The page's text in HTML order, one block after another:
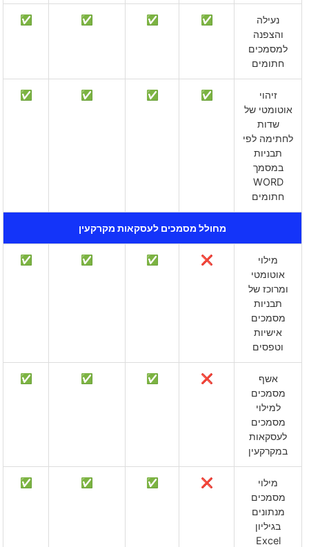
נעילה
והצפנה
למסמכים
חתומים
✅
✅
✅
✅
זיהוי
אוטומטי של
שדות
לחתימה לפי
תבניות
במסמך
WORD
חתומים
✅
✅
✅
✅
מחולל מסמכים לעסקאות מקרקעין
מילוי
אוטומטי
ומרוכז של
תבניות
מסמכים
אישיות
וטפסים
❌
✅
✅
✅
אשף
מסמכים
למילוי
מסמכים
לעסקאות
במקרקעין
❌
✅
✅
✅
מילוי
מסמכים
מנתונים
בגיליון
Excel
❌
✅
✅
✅